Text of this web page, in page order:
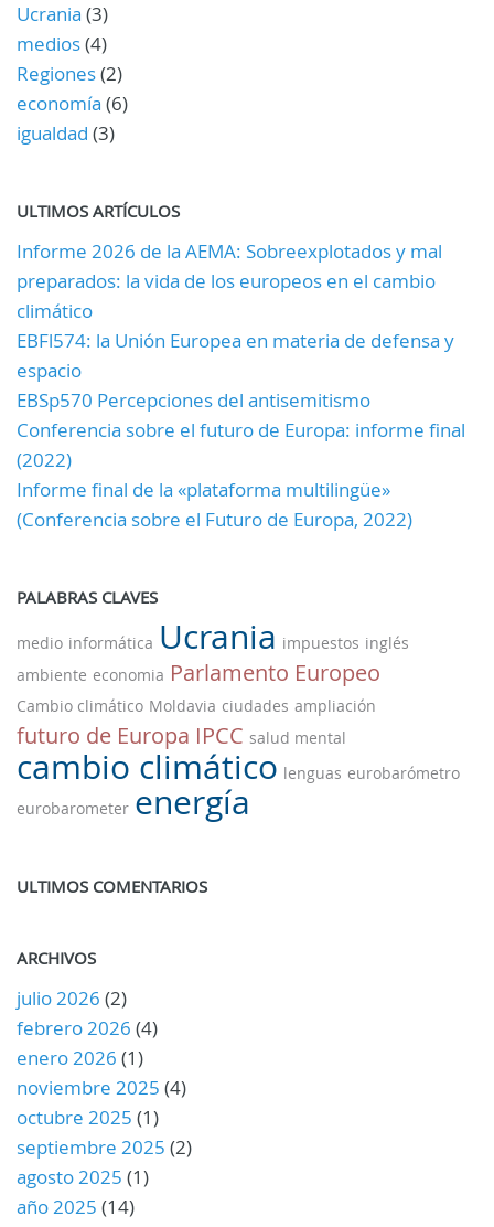
Ucrania (3)
medios(4)
Regiones(2)
economía (6)
igualdad (3)
ULTIMOS ARTÍCULOS
Informe 2026 de la AEMA: Sobreexplotados y mal
preparados: la vida de los europeos en el cambio
climático
EBFl574: la Unión Europea en materia de defensa y
espacio
EBSp570 Percepciones del antisemitismo
Conferencia sobre el futuro de Europa: informe final
(2022)
Informe final de la «plataforma multilingüe»
(Conferencia sobre el Futuro de Europa, 2022)
PALABRAS CLAVES
medio informática Ucrania impuestos inglés
ambiente economia Parlamento Europeo
Cambio climático Moldavia ciudades ampliación
futuro de Europa IPCC salud mental
cambio climático lenguas eurobarómetro
eurobarometer energía
ULTIMOS COMENTARIOS
ARCHIVOS
julio 2026 (2)
febrero 2026 (4)
enero 2026 (1)
noviembre 2025 (4)
octubre 2025 (1)
septiembre 2025 (2)
agosto 2025 (1)
año 2025 (14)